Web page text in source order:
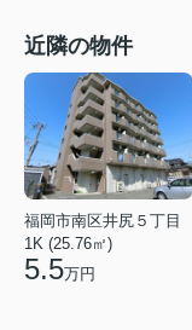
近隣の物件
福岡市南区井尻５丁目
1K (25.76㎡)
5.5万円